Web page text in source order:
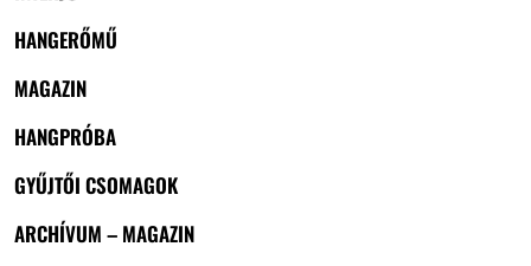
HANGERŐMŰ
MAGAZIN
HANGPRÓBA
GYŰJTŐI CSOMAGOK
ARCHÍVUM – MAGAZIN